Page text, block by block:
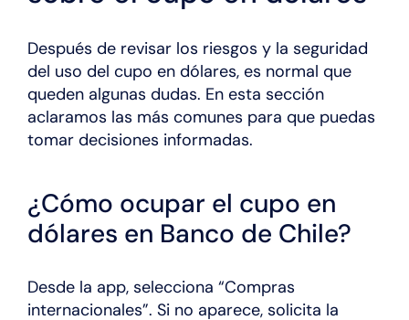
Después de revisar los riesgos y la seguridad
del uso del cupo en dólares, es normal que
queden algunas dudas. En esta sección
aclaramos las más comunes para que puedas
tomar decisiones informadas.
¿Cómo ocupar el cupo en
dólares en Banco de Chile?
Desde la app, selecciona “Compras
internacionales”. Si no aparece, solicita la